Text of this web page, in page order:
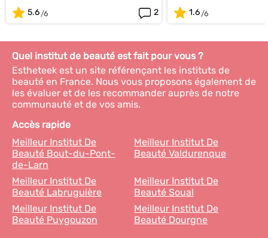
5.6
2
1.6
Quel institut de beauté est fait pour vous ?
Estheteek est un site référençant les instituts de
beauté en France. Nous vous proposons également de
les évaluer et de les recommander auprès de notre
communauté et de vos amis.
Accès rapide
Meilleur Institut De
Beauté Bout-du-Pont-
de-Larn
Meilleur Institut De
Beauté Valdurenque
Meilleur Institut De
Beauté Labruguière
Meilleur Institut De
Beauté Soual
Meilleur Institut De
Beauté Puygouzon
Meilleur Institut De
Beauté Dourgne